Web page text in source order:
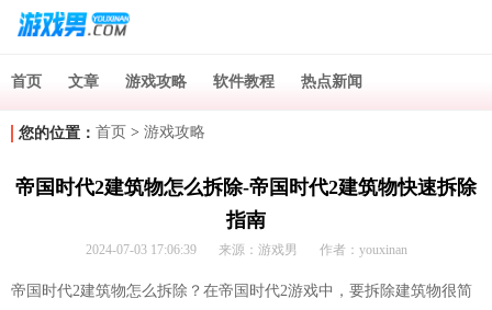
首页 文章 游戏攻略 软件教程 热点新闻
您的位置： 首页 > 游戏攻略
帝国时代2建筑物怎么拆除-帝国时代2建筑物快速拆除
指南
2024-07-03 17:06:39 来源：游戏男 作者：youxinan
帝国时代2建筑物怎么拆除？在帝国时代2游戏中，要拆除建筑物很简